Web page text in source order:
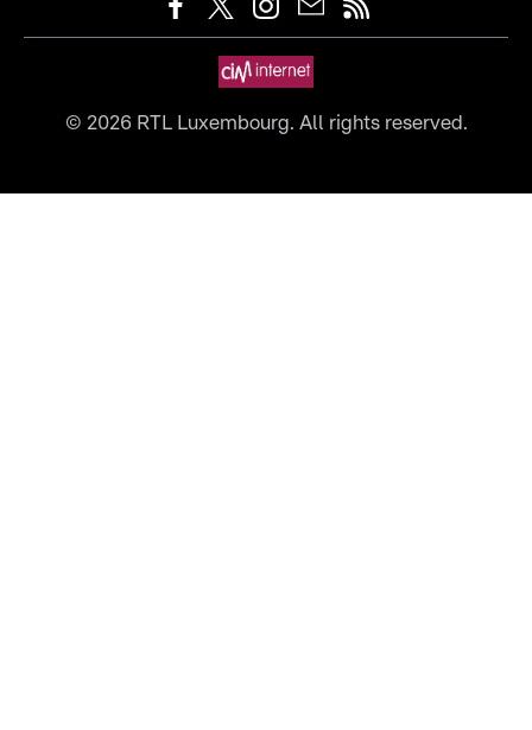
© 2026RTL Luxembourg. All rights reserved.